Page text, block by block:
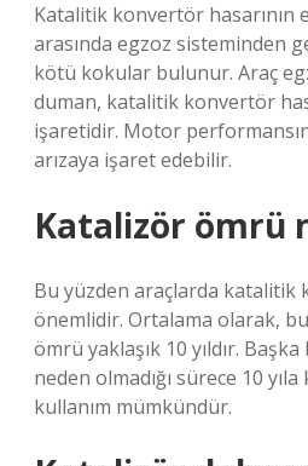
Katalitik konvertör
arasında egzoz sisteminden
kötü kokular bulunur. Araç
duman, katalitik konvertör
işaretidir. Motor
arızaya işaret edebilir.
Katalizör ömrü
Bu yüzden araçlarda katalitik
önemlidir. Ortalama olarak,
ömrü yaklaşık 10 yıldır.
neden olmadığı sürece 10
kullanım mümkündür.